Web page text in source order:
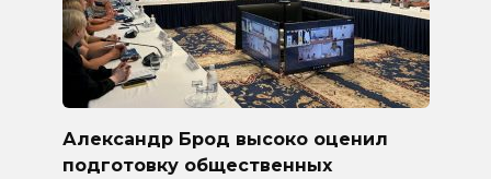
Александр Брод высоко оценил
подготовку общественных